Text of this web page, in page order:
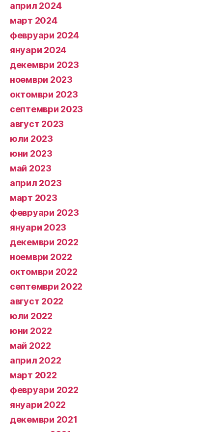
април 2024
март 2024
февруари 2024
януари 2024
декември 2023
ноември 2023
октомври 2023
септември 2023
август 2023
юли 2023
юни 2023
май 2023
април 2023
март 2023
февруари 2023
януари 2023
декември 2022
ноември 2022
октомври 2022
септември 2022
август 2022
юли 2022
юни 2022
май 2022
април 2022
март 2022
февруари 2022
януари 2022
декември 2021